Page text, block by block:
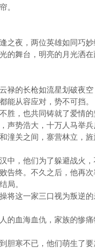
。
之夜，两位英雄如同巧
的舞台，明亮的月光洒
禄的长枪如流星划破夜
能从容应对，势不可挡。
胜，也共同铸就了爱情的
声势浩大，十万人马举
潼关之间，寨营林立，
中，他们为了躲避战火，
告终。不久之后，他再
局。
将这一家三口视为叛逆
的血海血仇，家族的惨
胆寒不已，他们萌生了要